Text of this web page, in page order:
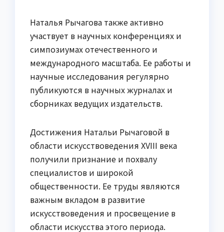
Наталья Рычагова также активно
участвует в научных конференциях и
симпозиумах отечественного и
международного масштаба. Ее работы и
научные исследования регулярно
публикуются в научных журналах и
сборниках ведущих издательств.
Достижения Натальи Рычаговой в
области искусствоведения XVIII века
получили признание и похвалу
специалистов и широкой
общественности. Ее труды являются
важным вкладом в развитие
искусствоведения и просвещение в
области искусства этого периода.